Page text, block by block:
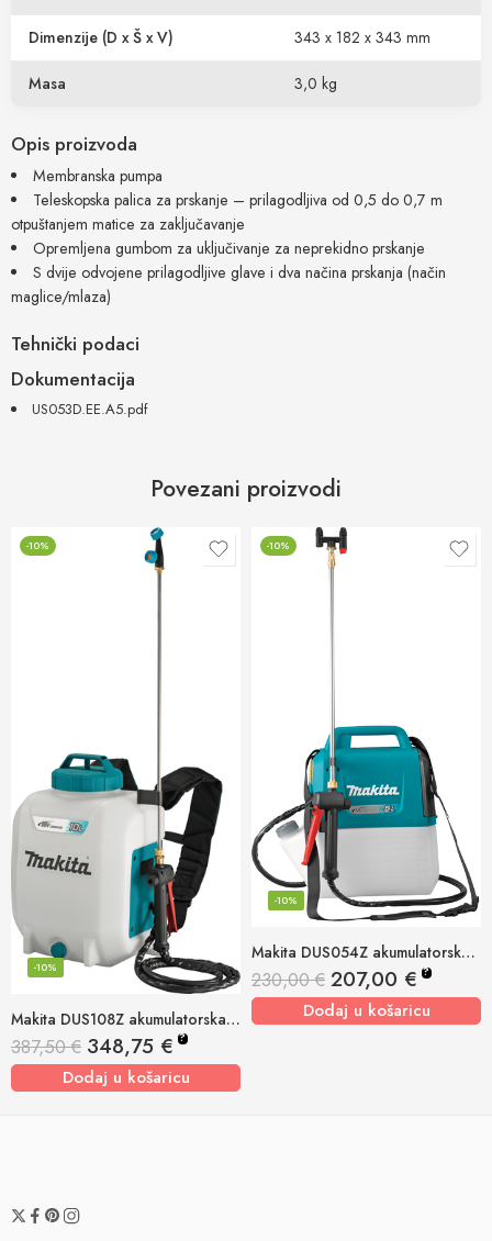
Opis proizvoda
Membranska pumpa
Teleskopska palica za prskanje – prilagodljiva od 0,5 do 0,7 m
otpuštanjem matice za zaključavanje
Opremljena gumbom za uključivanje za neprekidno prskanje
S dvije odvojene prilagodljive glave i dva načina prskanja (način
maglice/mlaza)
Tehnički podaci
Dimenzije (D x Š x V) 343 x 182 x 343 mm
Masa 3,0 kg
Dokumentacija
US053D.EE.A5.pdf
Povezani proizvodi
-10%
Makita DUS108Z akumulatorska prskalica 18v, 10l
-10%
387,50€ 348,75 € ?
Dodaj u košaricu
-10%
Makita DUS054Z akumulatorska vrtna prskalica 18v, 5l
-10%
230,00€ 207,00 € ?
Dodaj u košaricu